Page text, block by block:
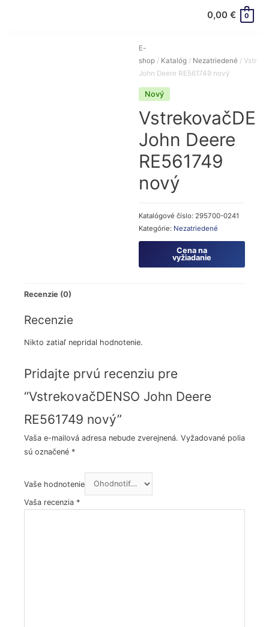
0,00 € 0
E-
shop / Katalóg / Nezatriedené /
John Deere RE561749 nový
Nový
John Deere
RE561749
nový
Katalógové číslo: 295700-0241
Kategórie: Nezatriedené
Cena na
vyžiadanie
Recenzie (0)
Recenzie
Nikto zatiaľ nepridal hodnotenie.
Pridajte prvú recenziu pre
“VstrekovačDENSO John Deere
RE561749 nový”
Vaša e-mailová adresa nebude zverejnená. Vyžadované polia
sú označené *
Vaše hodnotenie
Vaša recenzia *